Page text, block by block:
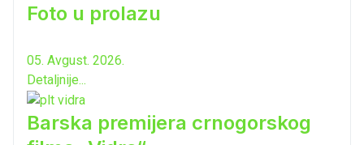
Foto u prolazu
05. Avgust. 2026.
Detaljnije...
Barska premijera crnogorskog